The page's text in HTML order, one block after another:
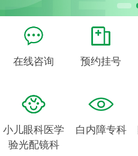
在线咨询 预约挂号
小儿眼科医学
验光配镜科
白内障专科